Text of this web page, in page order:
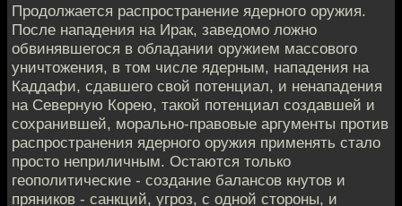
Продолжается распространение ядерного оружия.
После нападения на Ирак, заведомо ложно
обвинявшегося в обладании оружием массового
уничтожения, в том числе ядерным, нападения на
Каддафи, сдавшего свой потенциал, и ненападения
на Северную Корею, такой потенциал создавшей и
сохранившей, морально-правовые аргументы против
распространения ядерного оружия применять стало
просто неприличным. Остаются только
геополитические - создание балансов кнутов и
пряников - санкций, угроз, с одной стороны, и